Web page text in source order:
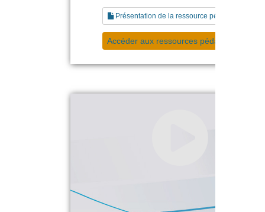
Présentation de la ressource pédagogique
Accéder aux ressources pédagogiques